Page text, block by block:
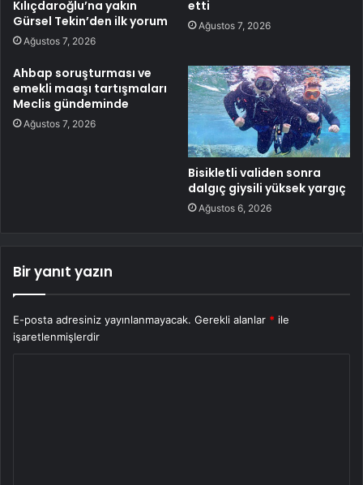
Kılıçdaroğlu’na yakın
Gürsel Tekin’den ilk yorum
Ağustos 7, 2026
etti
Ağustos 7, 2026
Ahbap soruşturması ve
emekli maaşı tartışmaları
Meclis gündeminde
Ağustos 7, 2026
Bisikletli validen sonra
dalgıç giysili yüksek yargıç
Ağustos 6, 2026
Bir yanıt yazın
E-posta adresiniz yayınlanmayacak. Gerekli alanlar * ile
işaretlenmişlerdir